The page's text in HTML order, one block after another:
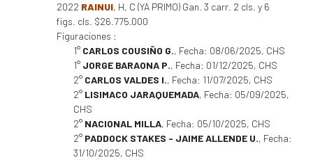
2022 RAINUI, H, C (YA PRIMO) Gan. 3 carr. 2 cls. y 6
figs. cls. $26.775.000
Figuraciones :
1° CARLOS COUSIÑO G., Fecha: 08/06/2025, CHS
1° JORGE BARAONA P., Fecha: 01/12/2025, CHS
2° CARLOS VALDES I., Fecha: 11/07/2025, CHS
2° LISIMACO JARAQUEMADA, Fecha: 05/09/2025,
CHS
2° NACIONAL MILLA, Fecha: 05/10/2025, CHS
2° PADDOCK STAKES - JAIME ALLENDE U., Fecha:
31/10/2025, CHS